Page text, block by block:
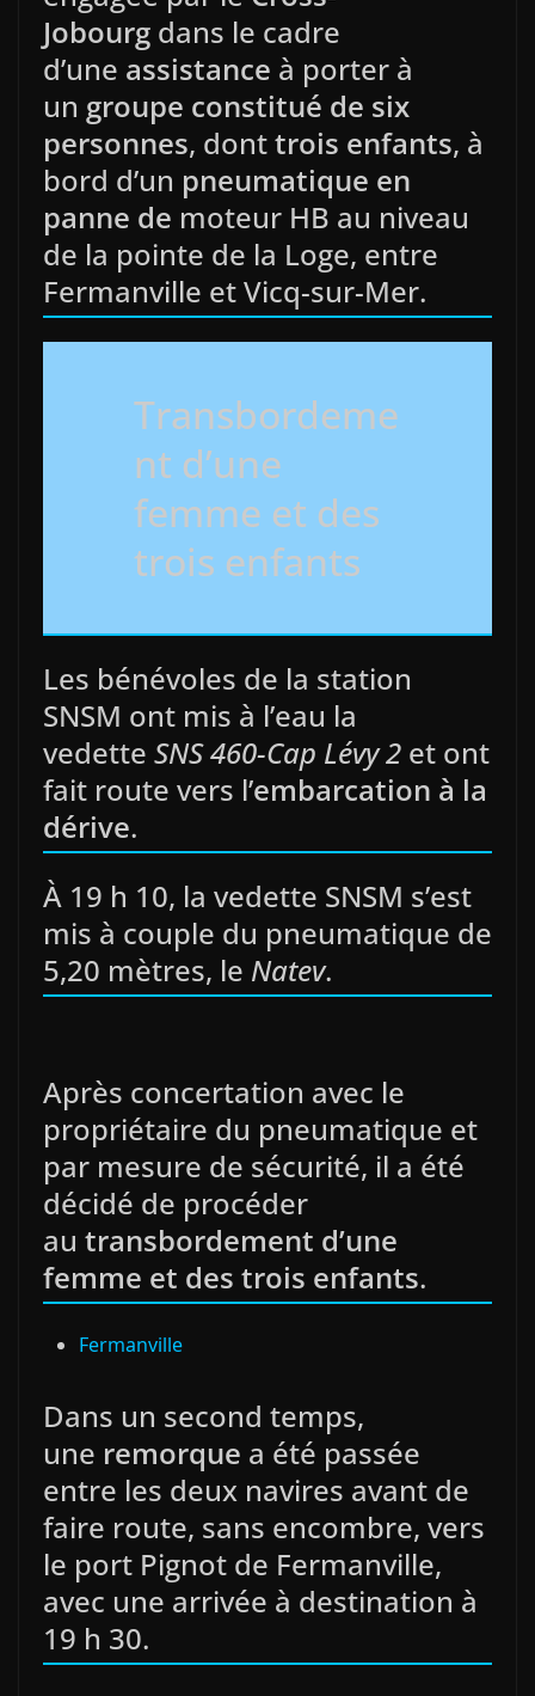
Jobourg dans le cadre
d’une assistance à porter à
un groupe constitué de six
personnes, donttrois enfants, à
bord d’un pneumatique en
panne de moteur HB au niveau
de la pointe de la Loge, entre
Fermanville et Vicq-sur-Mer.
Transbordeme
nt d’une
femme et des
trois enfants
Les bénévoles de la station
SNSM ont mis à l’eau la
vedette SNS 460-Cap Lévy 2 et ont
fait route vers l’embarcation à la
dérive.
À 19 h 10, la vedette SNSM s’est
mis à couple du pneumatique de
5,20 mètres, le Natev.
Après concertation avec le
propriétaire du pneumatique et
par mesure de sécurité, il a été
décidé de procéder
au transbordement d’une
femme et des trois enfants.
Fermanville
Dans un second temps,
une remorque a été passée
entre les deux navires avant de
faire route, sans encombre, vers
le port Pignot de Fermanville,
avec une arrivée à destination à
19 h 30.